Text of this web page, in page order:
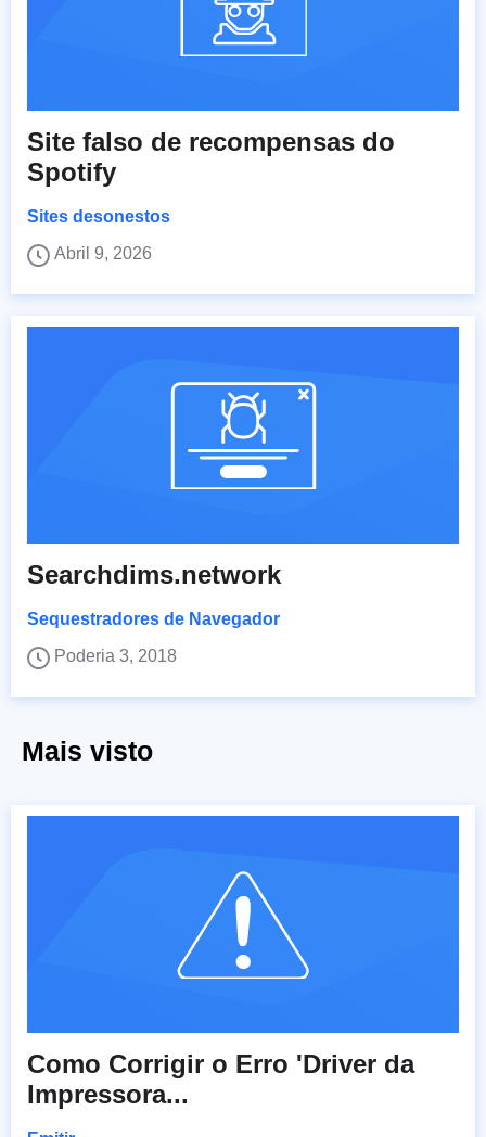
Site falso de recompensas do
Spotify
Sites desonestos
Abril 9, 2026
Searchdims.network
Sequestradores de Navegador
Poderia 3, 2018
Mais visto
Como Corrigir o Erro 'Driver da
Impressora...